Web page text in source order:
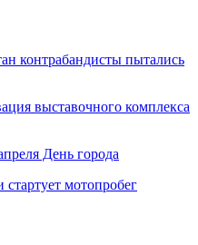
контрабандисты пытались
выставочного комплекса
День города
мотопробег